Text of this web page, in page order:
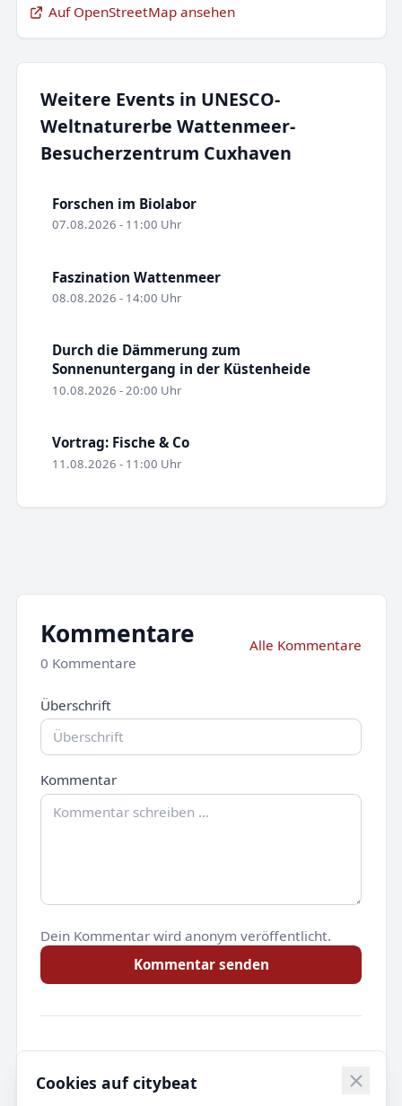
Auf OpenStreetMap ansehen
Weitere Events in UNESCO-
Weltnaturerbe Wattenmeer-
Besucherzentrum Cuxhaven
Forschen im Biolabor
07.08.2026 - 11:00 Uhr
Faszination Wattenmeer
08.08.2026 - 14:00 Uhr
Durch die Dämmerung zum
Sonnenuntergang in der Küstenheide
10.08.2026 - 20:00 Uhr
Vortrag: Fische & Co
11.08.2026 - 11:00 Uhr
Kommentare
0 Kommentare
Alle Kommentare
Überschrift
Kommentar
Dein Kommentar wird anonym veröffentlicht.
Kommentar senden
Noch keine Kommentare.
Cookies auf citybeat